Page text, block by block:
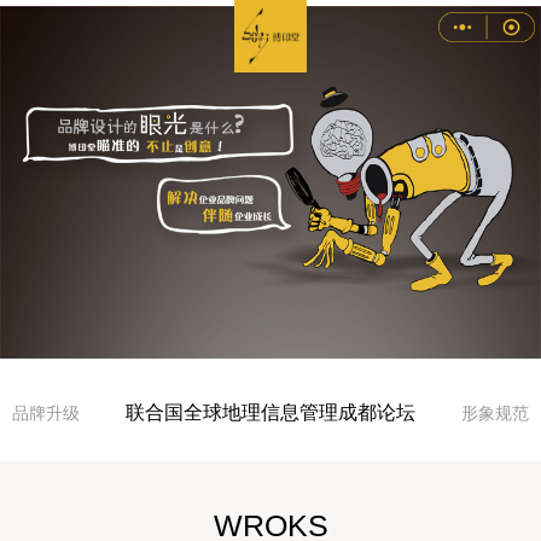
联合国全球地理信息管理成都论坛
品牌升级 形象规范
WROKS